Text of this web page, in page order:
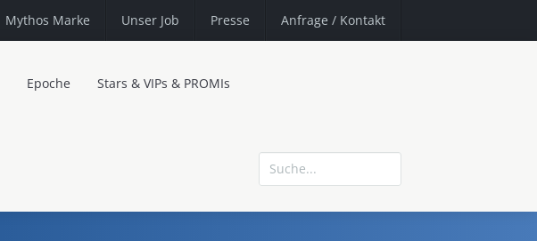
Mythos Marke Unser Job Presse Anfrage / Kontakt
Epoche Stars & VIPs & PROMIs